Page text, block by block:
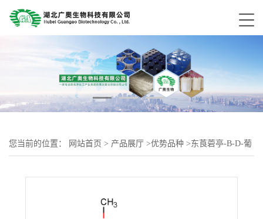
您当前的位置： 网站首页 > 产品展厅 >优势品种 >东莨菪亭-Β-D-葡